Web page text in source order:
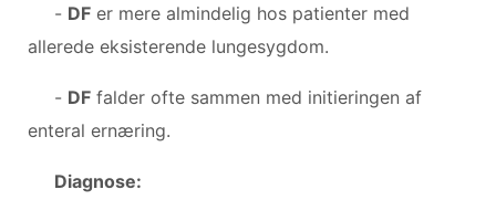
- DF er mere almindelig hos patienter med
allerede eksisterende lungesygdom.
- DF falder ofte sammen med initieringen af ​​
enteral ernæring.
Diagnose: